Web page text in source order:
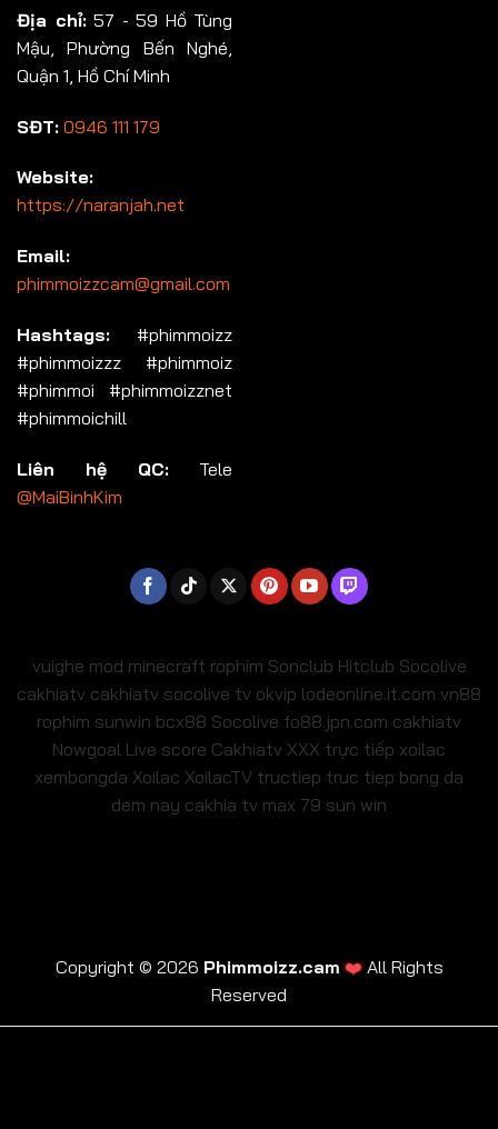
Địa chỉ:57 - 59 Hồ Tùng
Mậu, Phường Bến Nghé,
Quận 1, Hồ Chí Minh
SĐT: 0946 111 179
Website:
https://naranjah.net
Email:
phimmoizzcam@gmail.com
Hashtags: #phimmoizz
#phimmoizzz #phimmoiz
#phimmoi #phimmoizznet
#phimmoichill
Liên hệ QC: Tele
@MaiBinhKim
vuighe mod minecraft rophim Sonclub Hitclub Socolive
cakhiatv cakhiatv socolive tv okvip lodeonline.it.com vn88
rophim sunwin bcx88 Socolive fo88.jpn.com cakhiatv
Nowgoal Live score Cakhiatv XXX trực tiếp xoilac
xembongda Xoilac XoilacTV tructiep truc tiep bong da
dem nay cakhia tv max 79 sun win
Copyright © 2026 Phimmoizz.cam❤️All Rights
Reserved